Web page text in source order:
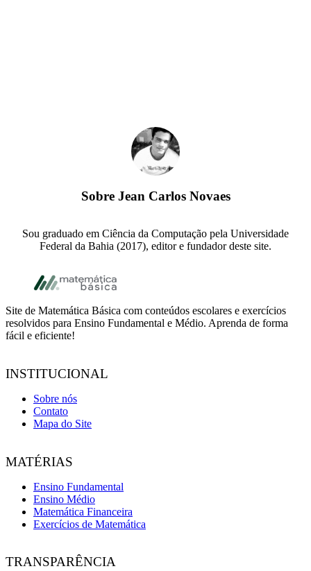
Sobre Jean Carlos Novaes
Sou graduado em Ciência da Computação pela Universidade
Federal da Bahia (2017), editor e fundador deste site.
Footer
Site de Matemática Básica com conteúdos escolares e exercícios
resolvidos para Ensino Fundamental e Médio. Aprenda de forma
fácil e eficiente!
INSTITUCIONAL
Sobre nós
Contato
Mapa do Site
MATÉRIAS
Ensino Fundamental
Ensino Médio
Matemática Financeira
Exercícios de Matemática
TRANSPARÊNCIA